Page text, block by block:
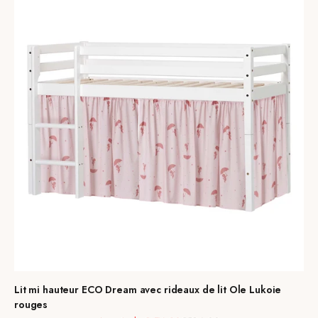
Lit mi hauteur ECO Dream avec rideaux de lit Ole Lukoie
rouges